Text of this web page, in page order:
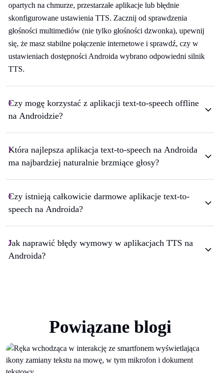
opartych na chmurze, przestarzałe aplikacje lub błędnie
skonfigurowane ustawienia TTS. Zacznij od sprawdzenia
głośności multimediów (nie tylko głośności dzwonka), upewnij
się, że masz stabilne połączenie internetowe i sprawdź, czy w
ustawieniach dostępności Androida wybrano odpowiedni silnik
TTS.
Czy mogę korzystać z aplikacji text-to-speech offline
na Androidzie?
Która najlepsza aplikacja text-to-speech na Androida
ma najbardziej naturalnie brzmiące głosy?
Czy istnieją całkowicie darmowe aplikacje text-to-
speech na Androida?
Jak naprawić błędy wymowy w aplikacjach TTS na
Androida?
Powiązane blogi